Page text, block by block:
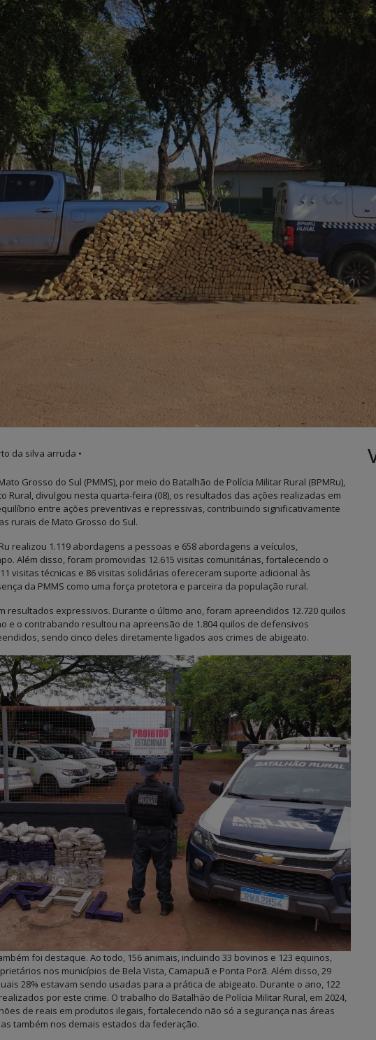
da silva arruda •
Grosso do Sul (PMMS), por meio do Batalhão de Polícia Militar Rural (BPMRu),
Rural, divulgou nesta quarta-feira (08), os resultados das ações realizadas em
entre ações preventivas e repressivas, contribuindo significativamente
rurais de Mato Grosso do Sul.
realizou 1.119 abordagens a pessoas e 658 abordagens a veículos,
Além disso, foram promovidas 12.615 visitas comunitárias, fortalecendo o
visitas técnicas e 86 visitas solidárias ofereceram suporte adicional às
da PMMS como uma força protetora e parceira da população rural.
resultados expressivos. Durante o último ano, foram apreendidos 12.720 quilos
e o contrabando resultou na apreensão de 1.804 quilos de defensivos
sendo cinco deles diretamente ligados aos crimes de abigeato.
foi destaque. Ao todo, 156 animais, incluindo 33 bovinos e 123 equinos,
nos municípios de Bela Vista, Camapuã e Ponta Porã. Além disso, 29
28% estavam sendo usadas para a prática de abigeato. Durante o ano, 122
por este crime. O trabalho do Batalhão de Polícia Militar Rural, em 2024,
de reais em produtos ilegais, fortalecendo não só a segurança nas áreas
também nos demais estados da federação.